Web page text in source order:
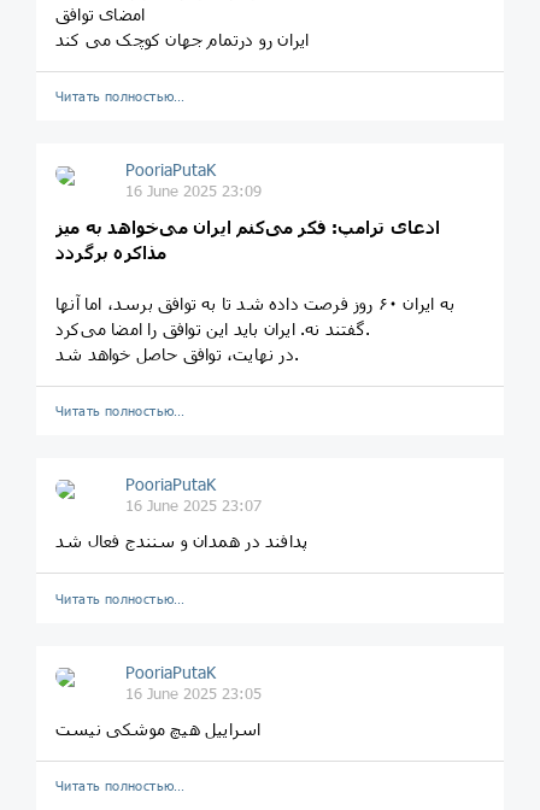
امضای توافق
ایران رو در‌تمام جهان کوچک می کند
Читать полностью…
PooriaPutaK
16 June 2025 23:09
ادعای ترامپ: فکر می‌کنم ایران می‌خواهد به میز
مذاکره برگردد
به ایران ۶۰ روز فرصت داده شد تا به توافق برسد، اما آنها
گفتند نه. ایران باید این توافق را امضا می‌کرد.
در نهایت، توافق حاصل خواهد شد.
Читать полностью…
PooriaPutaK
16 June 2025 23:07
پدافند در همدان و سنندج فعال شد
Читать полностью…
PooriaPutaK
16 June 2025 23:05
اسراییل هیچ موشکی نیست
Читать полностью…